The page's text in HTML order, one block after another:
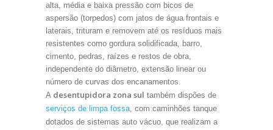
alta, média e baixa pressão com bicos de
aspersão (torpedos) com jatos de água frontais e
laterais, trituram e removem até os resíduos mais
resistentes como gordura solidificada, barro,
cimento, pedras, raízes e restos de obra,
independente do diâmetro, extensão linear ou
número de curvas dos encanamentos.
A desentupidora zona sul também dispões de
serviços de limpa fossa, com caminhões tanque
dotados de sistemas auto vácuo, que realizam a